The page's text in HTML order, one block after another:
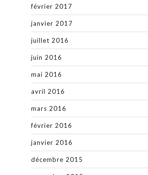
février 2017
janvier 2017
juillet 2016
juin 2016
mai 2016
avril 2016
mars 2016
février 2016
janvier 2016
décembre 2015